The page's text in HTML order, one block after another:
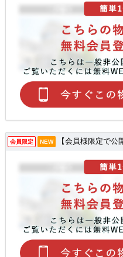
会員限定 NEW 【会員様限定で公